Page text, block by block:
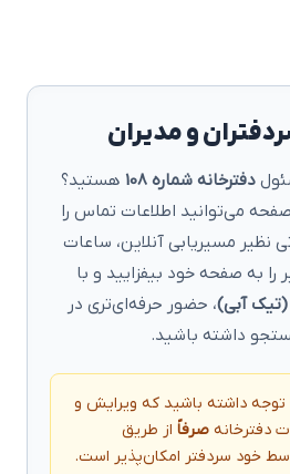
و مدیران
دفترخانه شماره 108
هستید؟
می‌توانید اطلاعات تماس را
نظیر مسیریابی آنلاین، ساعات
را به صفحه خود بیفزایید و با
(تیک آبی)، حضور حرفه‌ای‌تری در
داشته باشید.
توجه داشته باشید که ویرایش و
دفترخانه صرفاً از طریق
خود سردفتر امکان‌پذیر است.